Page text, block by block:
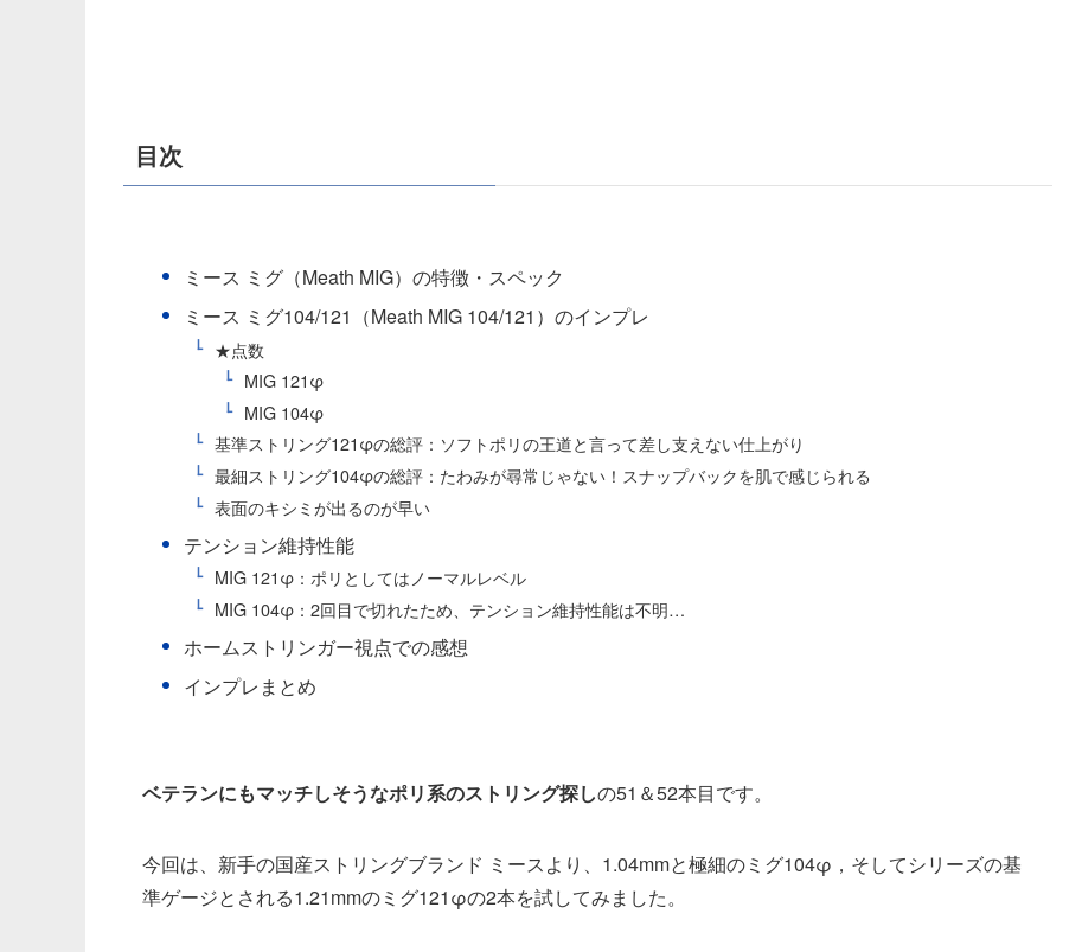
目次
ミース ミグ（Meath MIG）の特徴・スペック
ミース ミグ104/121（Meath MIG 104/121）のインプレ
★点数
MIG 121φ
MIG 104φ
基準ストリング121φの総評：ソフトポリの王道と言って差し支えない仕上がり
最細ストリング104φの総評：たわみが尋常じゃない！スナップバックを肌で感じられる
表面のキシミが出るのが早い
テンション維持性能
MIG 121φ：ポリとしてはノーマルレベル
MIG 104φ：2回目で切れたため、テンション維持性能は不明…
ホームストリンガー視点での感想
インプレまとめ
ベテランにもマッチしそうなポリ系のストリング探しの51＆52本目です。
今回は、新手の国産ストリングブランド ミースより、1.04mmと極細のミグ104φ，そしてシリーズの基
準ゲージとされる1.21mmのミグ121φの2本を試してみました。